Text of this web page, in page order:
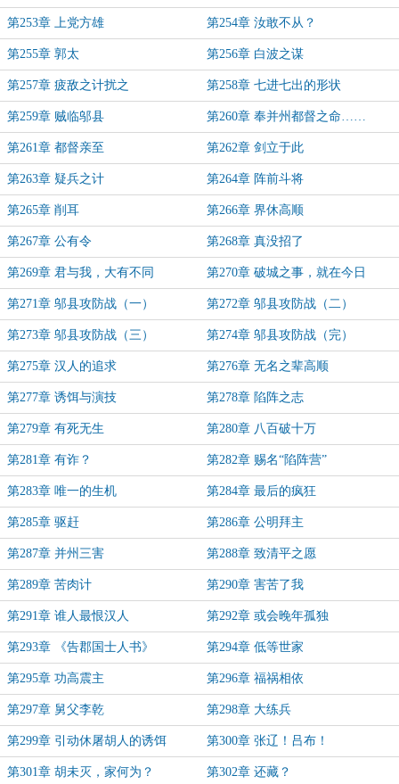
第253章 上党方雄 第254章 汝敢不从？
第255章 郭太 第256章 白波之谋
第257章 疲敌之计扰之 第258章 七进七出的形状
第259章 贼临邬县 第260章 奉并州都督之命……
第261章 都督亲至 第262章 剑立于此
第263章 疑兵之计 第264章 阵前斗将
第265章 削耳 第266章 界休高顺
第267章 公有令 第268章 真没招了
第269章 君与我，大有不同 第270章 破城之事，就在今日
第271章 邬县攻防战（一） 第272章 邬县攻防战（二）
第273章 邬县攻防战（三） 第274章 邬县攻防战（完）
第275章 汉人的追求 第276章 无名之辈高顺
第277章 诱饵与演技 第278章 陷阵之志
第279章 有死无生 第280章 八百破十万
第281章 有诈？ 第282章 赐名“陷阵营”
第283章 唯一的生机 第284章 最后的疯狂
第285章 驱赶 第286章 公明拜主
第287章 并州三害 第288章 致清平之愿
第289章 苦肉计 第290章 害苦了我
第291章 谁人最恨汉人 第292章 或会晚年孤独
第293章 《告郡国士人书》 第294章 低等世家
第295章 功高震主 第296章 福祸相依
第297章 舅父李乾 第298章 大练兵
第299章 引动休屠胡人的诱饵 第300章 张辽！吕布！
第301章 胡未灭，家何为？ 第302章 还藏？